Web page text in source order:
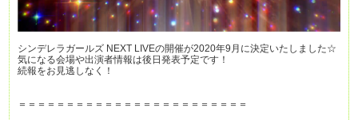
シンデレラガールズ NEXT LIVEの開催が2020年9月に決定いたしました☆
気になる会場や出演者情報は後日発表予定です！
続報をお見逃しなく！
＝＝＝＝＝＝＝＝＝＝＝＝＝＝＝＝＝＝＝＝＝＝＝＝